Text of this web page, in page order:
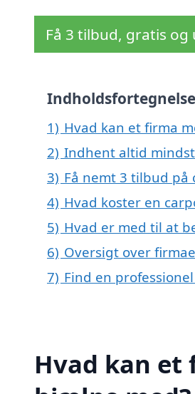
Få 3 tilbud, gratis
Indholdsfortegnelse
1) Hvad kan et firma
2) Indhent altid
3) Få nemt 3 tilbud
4) Hvad koster en
5) Hvad er med til at
6) Oversigt over
7) Find en
Hvad kan